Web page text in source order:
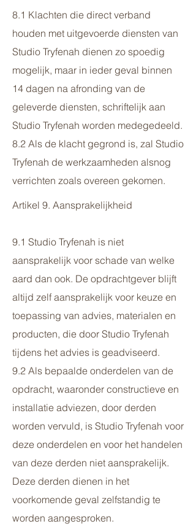
8.1 Klachten die direct verband
houden met uitgevoerde diensten van
Studio Tryfenah dienen zo spoedig
mogelijk, maar in ieder geval binnen
14 dagen na afronding van de
geleverde diensten, schriftelijk aan
Studio Tryfenah worden medegedeeld.
8.2 Als de klacht gegrond is, zal Studio
Tryfenah de werkzaamheden alsnog
verrichten zoals overeen gekomen.
Artikel 9. Aansprakelijkheid
9.1 Studio Tryfenah is niet
aansprakelijk voor schade van welke
aard dan ook. De opdrachtgever blijft
altijd zelf aansprakelijk voor keuze en
toepassing van advies, materialen en
producten, die door Studio Tryfenah
tijdens het advies is geadviseerd.
9.2 Als bepaalde onderdelen van de
opdracht, waaronder constructieve en
installatie adviezen, door derden
worden vervuld, is Studio Tryfenah voor
deze onderdelen en voor het handelen
van deze derden niet aansprakelijk.
Deze derden dienen in het
voorkomende geval zelfstandig te
worden aangesproken.